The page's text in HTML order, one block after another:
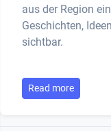
aus der Region
Geschichten,
sichtbar.
Read more